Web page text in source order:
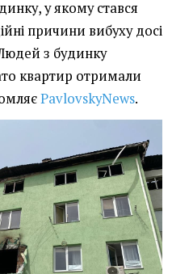
у якому стався
причини вибуху досі
з будинку
квартир отримали
PavlovskyNews.